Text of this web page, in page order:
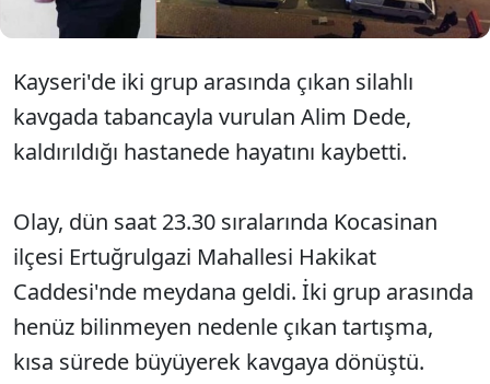
Kayseri'de iki grup arasında çıkan silahlı
kavgada tabancayla vurulan Alim Dede,
kaldırıldığı hastanede hayatını kaybetti.
Olay, dün saat 23.30 sıralarında Kocasinan
ilçesi Ertuğrulgazi Mahallesi Hakikat
Caddesi'nde meydana geldi. İki grup arasında
henüz bilinmeyen nedenle çıkan tartışma,
kısa sürede büyüyerek kavgaya dönüştü.